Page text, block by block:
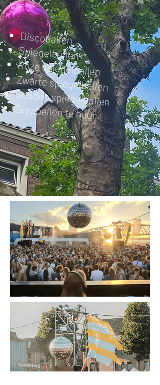
Discoballen
Spiegelballen
Roze spiegelballen
Zwarte spiegelballen
Gouden spiegelballen
Zeepbellen te huur